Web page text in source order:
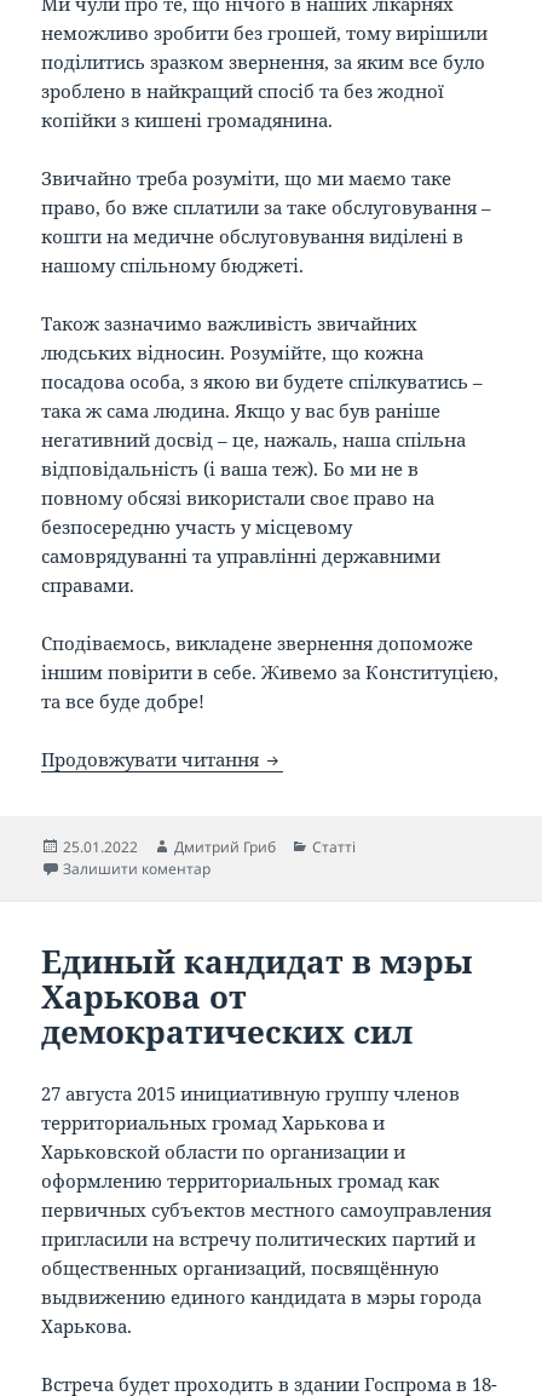
неможливо зробити без грошей, тому вирішили
поділитись зразком звернення, за яким все було
зроблено в найкращий спосіб та без жодної
копійки з кишені громадянина.
Звичайно треба розуміти, що ми маємо таке
право, бо вже сплатили за таке обслуговування –
кошти на медичне обслуговування виділені в
нашому спільному бюджеті.
Також зазначимо важливість звичайних
людських відносин. Розумійте, що кожна
посадова особа, з якою ви будете спілкуватись –
така ж сама людина. Якщо у вас був раніше
негативний досвід – це, нажаль, наша спільна
відповідальність (і ваша теж). Бо ми не в
повному обсязі використали своє право на
безпосередню участь у місцевому
самоврядуванні та управлінні державними
справами.
Сподіваємось, викладене звернення допоможе
іншим повірити в себе. Живемо за Конституцією,
та все буде добре!
Продовжувати читання Операция на колене цена,
Опубліковано
25.01.2022 Автор
Дмитрий Гриб Категорії
Статті
Залишити коментардо Операция на колене цена, або як
Единый кандидат в мэры
Харькова от
демократических сил
27 августа 2015 инициативную группу членов
территориальных громад Харькова и
Харьковской области по организации и
оформлению территориальных громад как
первичных субъектов местного самоуправления
пригласили на встречу политических партий и
общественных организаций, посвящённую
выдвижению единого кандидата в мэры города
Харькова.
Встреча будет проходить в здании Госпрома в 18-